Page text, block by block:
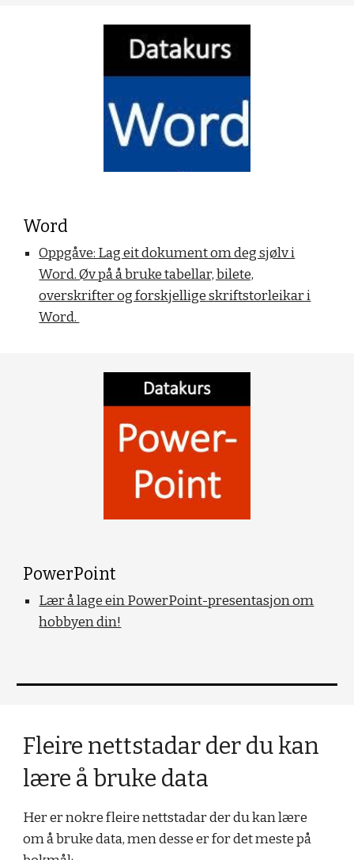
Word
Oppgåve: Lag eit dokument om deg sjølv i
Word. Øv på å bruke tabellar, bilete,
overskrifter og forskjellige skriftstorleikar i
Word.
PowerPoint
Lær å lage ein PowerPoint-presentasjon om
hobbyen din!
Fleire nettstadar der du kan
lære å bruke data
Her er nokre fleire nettstadar der du kan lære
om å bruke data, men desse er for det meste på